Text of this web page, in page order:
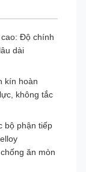
Độ chính
dài
kín hoàn
không tắc
bộ phận tiếp
ăn mòn